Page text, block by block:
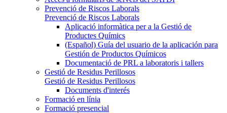
Prevenció de Riscos Laborals
Prevenció de Riscos Laborals
Aplicació informàtica per a la Gestió de
Productes Químics
(Español) Guía del usuario de la aplicación para
Gestión de Productos Químicos
Documentació de PRL a laboratoris i tallers
Gestió de Residus Perillosos
Gestió de Residus Perillosos
Documents d'interés
Formació en línia
Formació presencial